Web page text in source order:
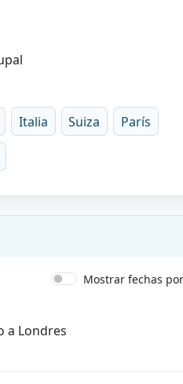
Italia Suiza París
Mostrar fechas
a Londres